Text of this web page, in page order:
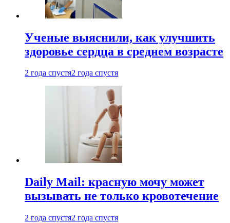
Ученые выяснили, как улучшить
здоровье сердца в среднем возрасте
2 года спустя2 года спустя
Daily Mail: красную мочу может
вызывать не только кровотечение
2 года спустя2 года спустя